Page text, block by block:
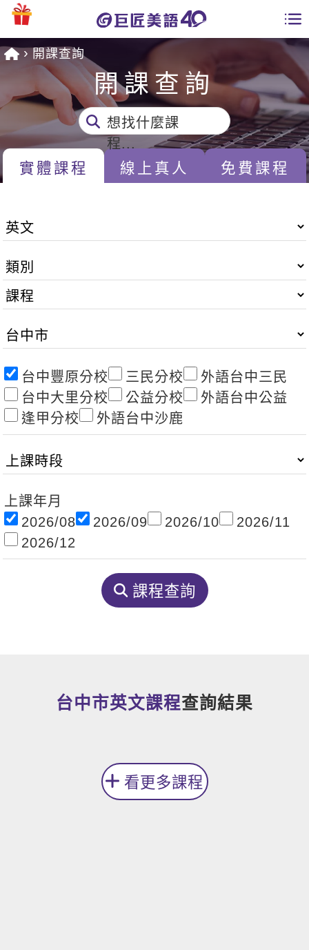
課程總覽
日語課程總表
英文課程總表
商用英文
英文檢定
IELTS 雅思課程
TOEFL 托福課程
能力養成
自然發音
英文聽力養成
開口溜英文
旅遊英文
基礎字彙
英文文法技巧
英文寫作
Cengage TED Talks
CNN聽力強化
特色課程
主題課程
英語俱樂部
ECAM
Let's Talk
線上真人
日語
韓語
西班牙語
外語即時通
兒童美語
更多
一對一家教
企業訓練
點讀筆教材
數位學習教材
開課查詢
全國分校
多益秒學堂
英文能力測驗
學習分享
學員故事
活動花絮
校園贊助
企業服務
學員專區
Recruiting
開課查詢
開課查詢
實體課程 線上真人 免費課程
想找什麼課
程...
台中豐原分校 三民分校
外語台中三民
台中大里分校
公益分校
外語台中公益
逢甲分校
外語台中沙鹿
上課年月
2026/08
2026/09 2026/10
2026/11
2026/12
課程查詢
台中市英文課程查詢結果
看更多課程